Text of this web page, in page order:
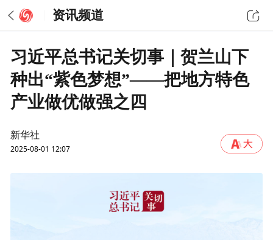
资讯频道
习近平总书记关切事｜贺兰山下
种出“紫色梦想”——把地方特色
产业做优做强之四
新华社
2025-08-01 12:07